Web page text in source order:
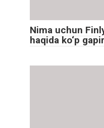
Nima uchun
haqida ko‘p